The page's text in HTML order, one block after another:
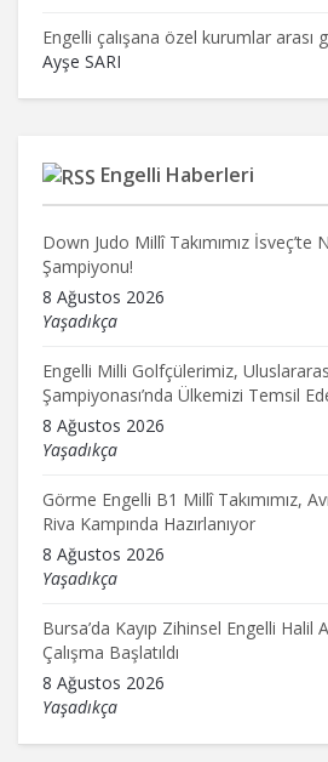
Engelli çalışana özel kurumlar arası
Ayşe SARI
Engelli Haberleri
Down Judo Millî Takımımız İsveç’te
Şampiyonu!
8 Ağustos 2026
Yaşadıkça
Engelli Milli Golfçülerimiz,
Şampiyonası’nda Ülkemizi Temsil
8 Ağustos 2026
Yaşadıkça
Görme Engelli B1 Millî Takımımız,
Riva Kampında Hazırlanıyor
8 Ağustos 2026
Yaşadıkça
Bursa’da Kayıp Zihinsel Engelli Halil
Çalışma Başlatıldı
8 Ağustos 2026
Yaşadıkça